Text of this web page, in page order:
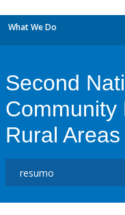
What We Do
Second
Community
Rural